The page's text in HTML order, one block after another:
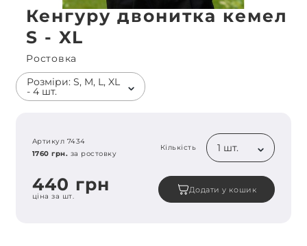
Кенгуру двонитка кемел
S - XL
Ростовка
Розміри: S, M, L, XL
- 4 шт.
Артикул 7434
1760 грн. за ростовку
Кількість 1 шт.
440 грн
ціна за шт.
Додати у кошик